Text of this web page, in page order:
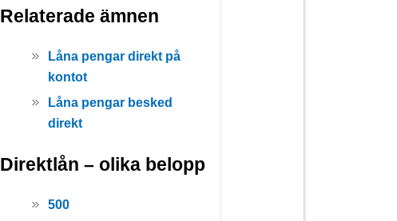
Relaterade ämnen
Låna pengar direkt på
kontot
Låna pengar besked
direkt
Direktlån – olika belopp
500